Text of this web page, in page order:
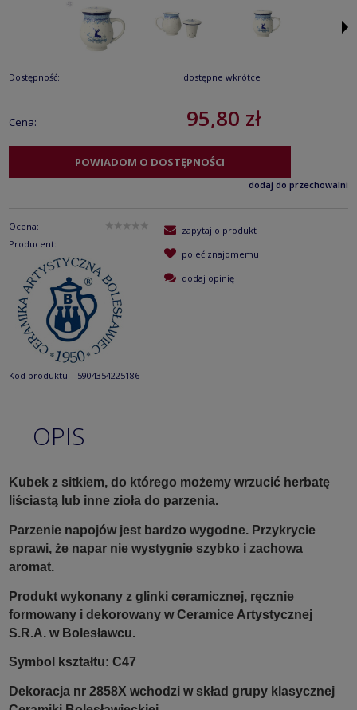
Dostępność: dostępne wkrótce
Cena: 95,80 zł
POWIADOM O DOSTĘPNOŚCI
dodaj do przechowalni
Ocena:
Producent:
Kod produktu: 5904354225186
zapytaj o produkt
poleć znajomemu
dodaj opinię
OPIS
Kubek z sitkiem, do którego możemy wrzucić herbatę
liściastą lub inne zioła do parzenia.
Parzenie napojów jest bardzo wygodne. Przykrycie
sprawi, że napar nie wystygnie szybko i zachowa
aromat.
Produkt wykonany z glinki ceramicznej, ręcznie
formowany i dekorowany w Ceramice Artystycznej
S.R.A. w Bolesławcu.
Symbol kształtu: C47
Dekoracja nr 2858X wchodzi w skład grupy klasycznej